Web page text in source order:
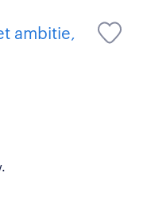
ambitie,